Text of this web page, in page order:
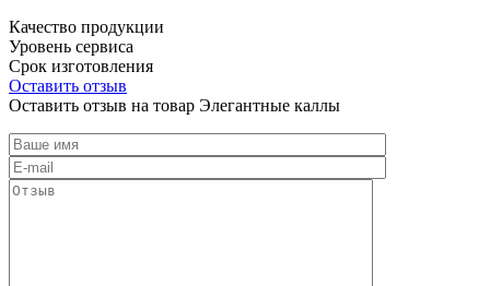
Качество продукции
Уровень сервиса
Срок изготовления
Оставить отзыв
Оставить отзыв на товар Элегантные каллы